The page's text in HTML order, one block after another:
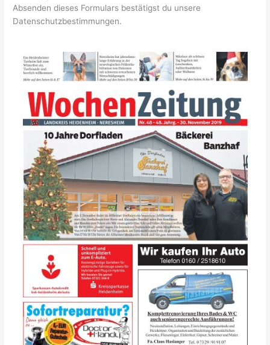
Absenden dieses Formulars bestätigst du unsere
Datenschutzbestimmungen.